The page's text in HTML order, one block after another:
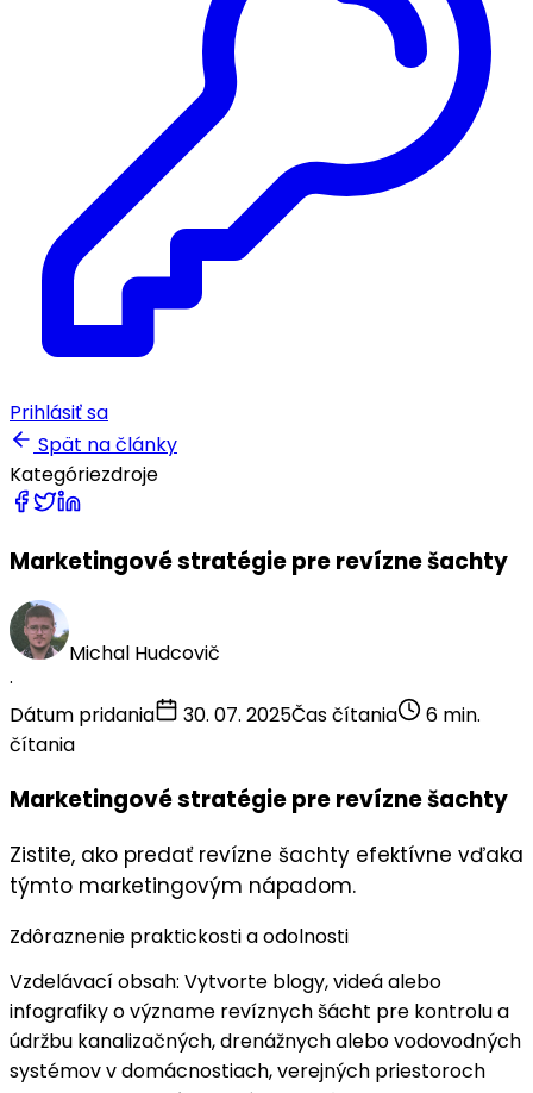
Prihlásiť sa
Spät na články
Kategóriezdroje
Marketingové stratégie pre revízne šachty
Michal Hudcovič
·
Dátum pridania
30. 07. 2025Čas čítania
6 min.
čítania
Marketingové stratégie pre revízne šachty
Zistite, ako predať revízne šachty efektívne vďaka
týmto marketingovým nápadom.
Zdôraznenie praktickosti a odolnosti
Vzdelávací obsah: Vytvorte blogy, videá alebo
infografiky o význame revíznych šácht pre kontrolu a
údržbu kanalizačných, drenážnych alebo vodovodných
systémovv domácnostiach, verejných priestoroch